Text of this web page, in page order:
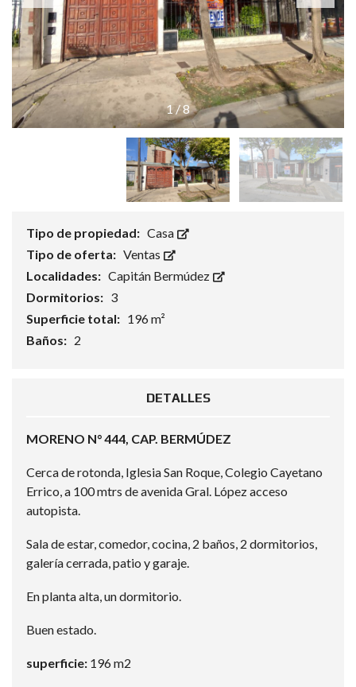
1/8
Tipo de propiedad: Casa
Tipo de oferta: Ventas
Localidades: Capitán Bermúdez
Dormitorios: 3
Superficie total: 196 m²
Baños: 2
DETALLES
MORENO N° 444, CAP. BERMÚDEZ
Cerca de rotonda, Iglesia San Roque, Colegio Cayetano
Errico, a 100 mtrs de avenida Gral. López acceso
autopista.
Sala de estar, comedor, cocina, 2 baños, 2 dormitorios,
galería cerrada, patio y garaje.
En planta alta, un dormitorio.
Buen estado.
superficie: 196 m2